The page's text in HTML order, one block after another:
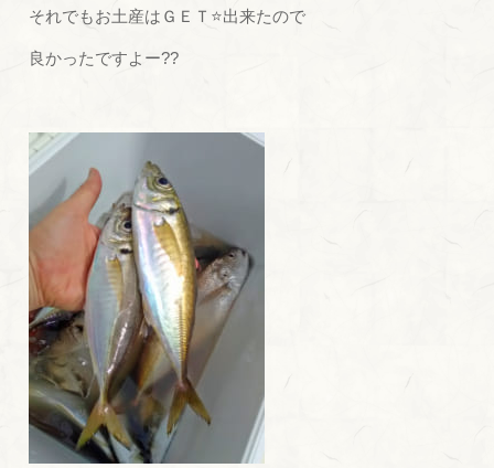
それでもお土産はＧＥＴ⭐出来たので
良かったですよー??